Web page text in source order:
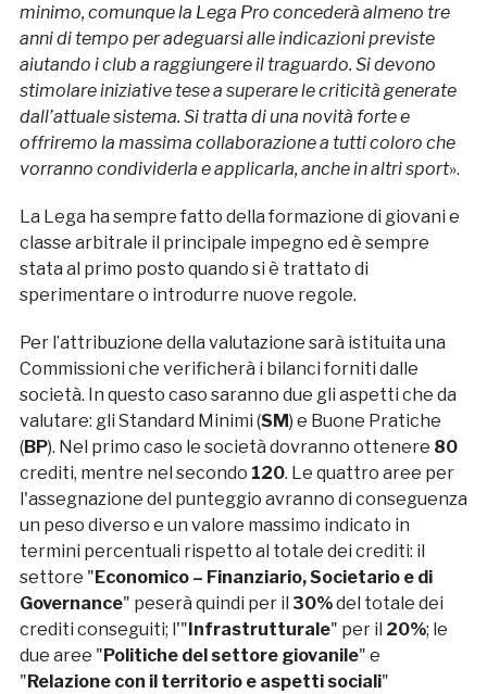
minimo, comunque la Lega Pro concederà almeno tre
anni di tempo per adeguarsi alle indicazioni previste
aiutando i club a raggiungere il traguardo. Si devono
stimolare iniziative tese a superare le criticità generate
dall’attuale sistema. Si tratta di una novità forte e
offriremo la massima collaborazione a tutti coloro che
vorranno condividerla e applicarla, anche in altri sport».
La Lega ha sempre fatto della formazione di giovani e
classe arbitrale il principale impegno ed è sempre
stata al primo posto quando si è trattato di
sperimentare o introdurre nuove regole.
Per l’attribuzione della valutazione sarà istituita una
Commissioni che verificherà i bilanci forniti dalle
società. In questo caso saranno due gli aspetti che da
valutare: gli Standard Minimi (SM) e Buone Pratiche
(BP). Nel primo caso le società dovranno ottenere 80
crediti, mentre nel secondo 120. Le quattro aree per
l'assegnazione del punteggio avranno di conseguenza
un peso diverso e un valore massimo indicato in
termini percentuali rispetto al totale dei crediti: il
settore "Economico – Finanziario, Societario e di
Governance" peserà quindi per il 30%del totale dei
crediti conseguiti; l'"Infrastrutturale" per il 20%; le
due aree "Politiche del settore giovanile" e
"Relazione con il territorio e aspetti sociali"